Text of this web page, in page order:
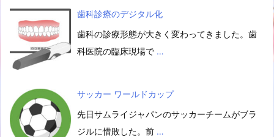
歯科診療のデジタル化
歯科の診療形態が大きく変わってきました。歯
科医院の臨床現場で …
サッカー ワールドカップ
先日サムライジャパンのサッカーチームがブラ
ジルに惜敗した。前 …